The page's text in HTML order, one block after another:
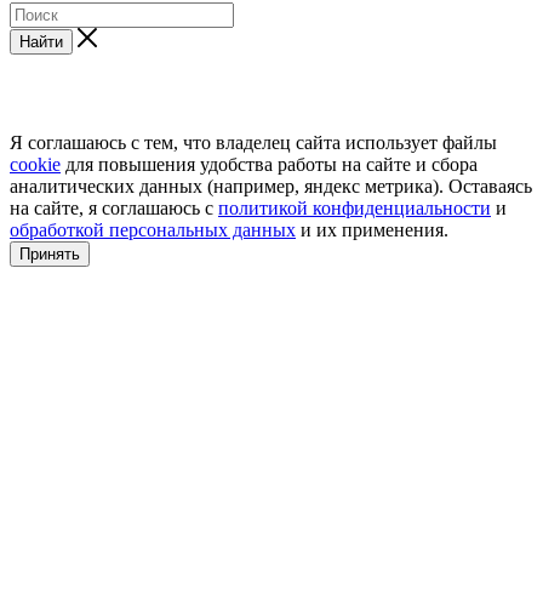
Найти
Я соглашаюсь с тем, что владелец сайта использует файлы
cookie для повышения удобства работы на сайте и сбора
аналитических данных (например, яндекс метрика). Оставаясь
на сайте, я соглашаюсь с политикой конфиденциальности и
обработкой персональных данных и их применения.
Принять